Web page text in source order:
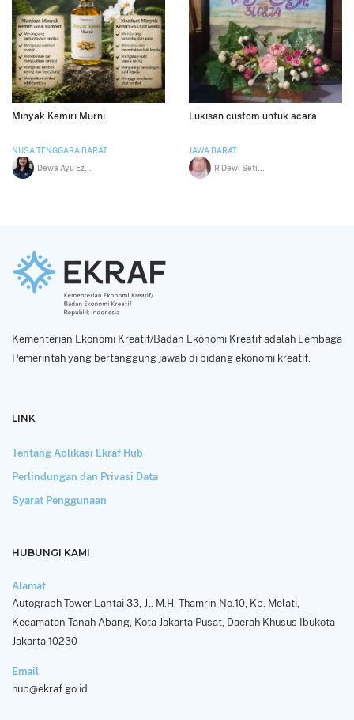
Minyak Kemiri Murni
NUSA TENGGARA BARAT
Lukisan custom untuk acara
JAWA BARAT
Kementerian Ekonomi Kreatif/Badan Ekonomi Kreatif adalah Lembaga
Pemerintah yang bertanggung jawab di bidang ekonomi kreatif.
LINK
Tentang Aplikasi Ekraf Hub
Perlindungan dan Privasi Data
Syarat Penggunaan
HUBUNGI KAMI
Alamat
Autograph Tower Lantai 33, Jl. M.H. Thamrin No.10, Kb. Melati,
Kecamatan Tanah Abang, Kota Jakarta Pusat, Daerah Khusus Ibukota
Jakarta 10230
Email
hub@ekraf.go.id